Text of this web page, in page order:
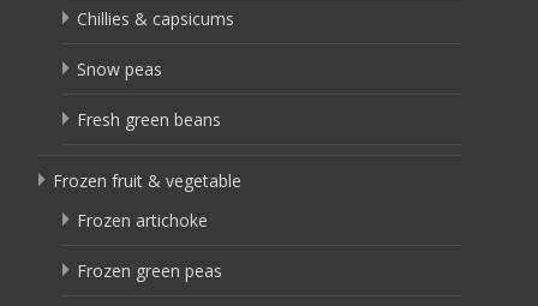
Chillies & capsicums
Snow peas
Fresh green beans
Frozen fruit & vegetable
Frozen artichoke
Frozen green peas